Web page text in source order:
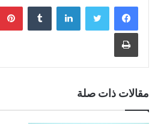
لينكدإن
طباعة
مقالات ذات صلة